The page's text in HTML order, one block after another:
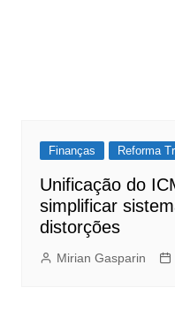
Finanças Reforma
Unificação do
simplificar
distorções
Mirian Gasparin